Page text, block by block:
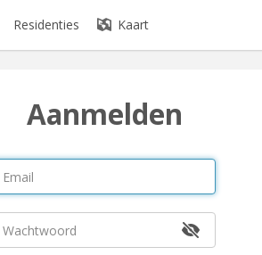
Residenties Kaart
Aanmelden